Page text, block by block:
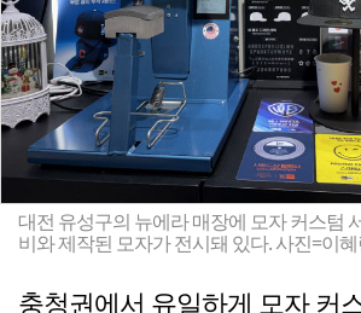
대전 유성구의 뉴에라 매장에 모자 커스텀
비와 제작된 모자가 전시돼 있다. 사진=이
충청권에서 유일하게 모자 커